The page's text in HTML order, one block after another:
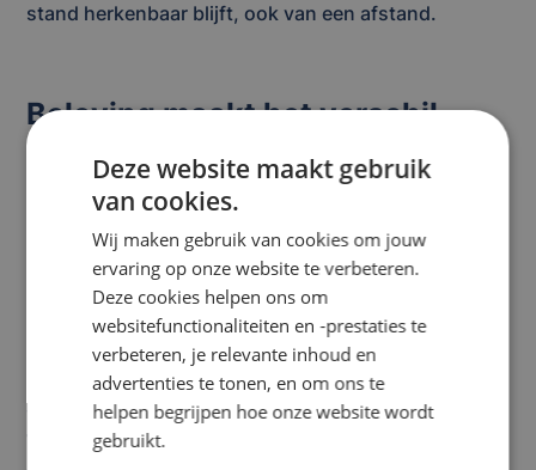
stand herkenbaar blijft, ook van een afstand.
Beleving maakt het verschil
tussen kijken en blijven
Mensen blijven langer op plekken waar iets te
beleven valt. Dat hoeft niet groots te zijn. Soms zit
beleving in kleine details: een prettige lichtval,
materiaal dat fijn aanvoelt of beelden die aansluiten
bij de doelgroep.
Beleving ontstaat ook door interactie. Denk aan een
demo, een product dat je kunt aanraken of een
visueel element dat nieuwsgierigheid oproept.
Wanneer de aankleding inspeelt op zintuigen, wordt
Deze website maakt gebruik
van cookies.
Wij maken gebruik van cookies om jouw
ervaring op onze website te verbeteren.
Deze cookies helpen ons om
websitefunctionaliteiten en -prestaties te
verbeteren, je relevante inhoud en
advertenties te tonen, en om ons te
helpen begrijpen hoe onze website wordt
gebruikt.